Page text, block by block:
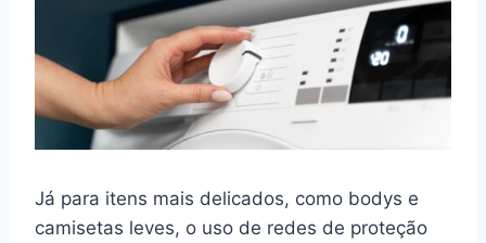
Já para itens mais delicados, como bodys e
camisetas leves, o uso de redes de proteção